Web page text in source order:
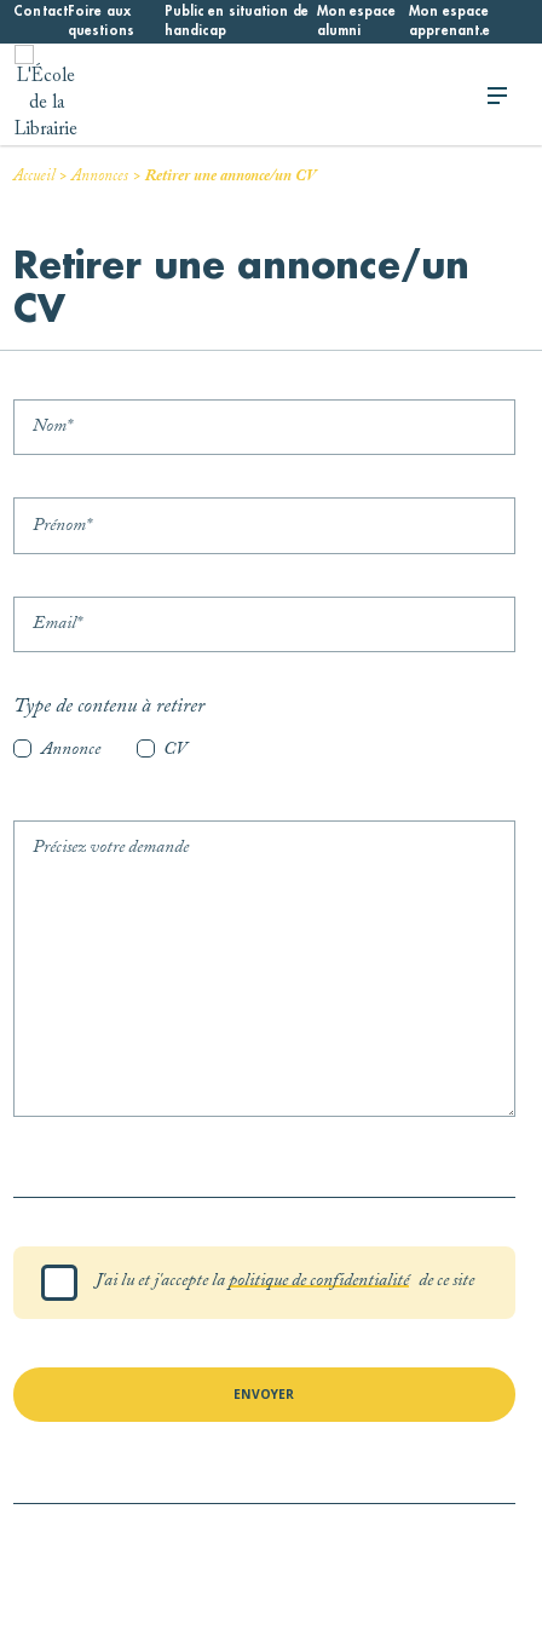
Skip
content
ContactFoire aux
questions
Public en situation de
handicap
Mon espace
alumni
Mon espace
apprenant.e
Accueil>Annonces >Retirer une annonce/un CV
Retirer une annonce/un
CV
Type de contenu à retirer
Annonce CV
J'ai lu et j'accepte la politique de confidentialité de ce site